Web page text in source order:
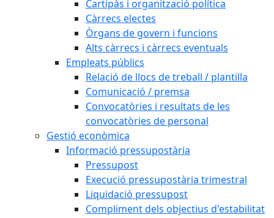
Cartipàs i organització política
Càrrecs electes
Òrgans de govern i funcions
Alts càrrecs i càrrecs eventuals
Empleats públics
Relació de llocs de treball / plantilla
Comunicació / premsa
Convocatòries i resultats de les
convocatòries de personal
Gestió econòmica
Informació pressupostària
Pressupost
Execució pressupostària trimestral
Liquidació pressupost
Compliment dels objectius d'estabilitat